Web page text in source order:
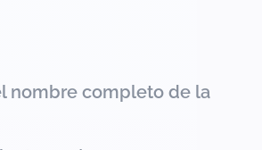
nombre completo de la